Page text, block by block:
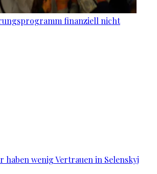
finanziell nicht
haben wenig Vertrauen in Selenskyj